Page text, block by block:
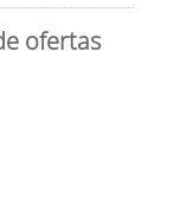
ofertas